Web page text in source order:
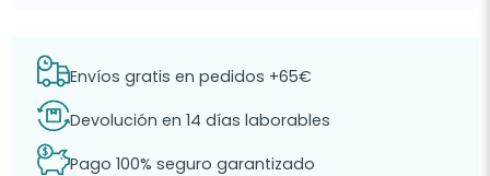
Envíos gratis en pedidos +65€
Devolución en 14 días laborables
Pago 100% seguro garantizado